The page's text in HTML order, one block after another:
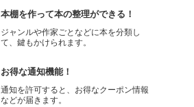
本棚を作って本の整理ができる！
ジャンルや作家ごとなどに本を分類し
て、鍵もかけられます。
お得な通知機能！
通知を許可すると、お得なクーポン情報
などが届きます。